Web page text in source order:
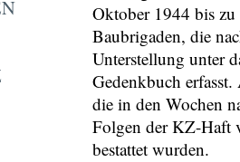
Oktober 1944 bis
Baubrigaden, die
Unterstellung unter
Gedenkbuch
die in den Wochen
Folgen der KZ-Haft
bestattet wurden.